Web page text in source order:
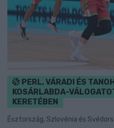
PERL, VÁRADI ÉS
KOSÁRLABDA-
KERETÉBEN
Észtország, Szlovénia és